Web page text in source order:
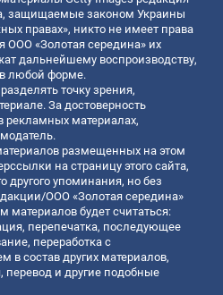
защищаемые законом Украины
правах», никто не имеет права
ООО «Золотая середина» их
дальнейшему воспроизводству,
любой форме.
точку зрения,
За достоверность
материалах,
размещенных на этом
на страницу этого сайта,
другого упоминания, но без
ООО «Золотая середина»
будет считаться:
перепечатка, последующее
переработка с
в состав других материалов,
перевод и другие подобные